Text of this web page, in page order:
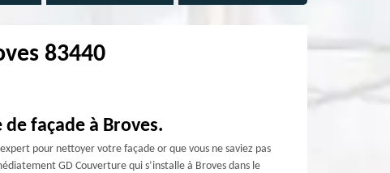
83440
façade à Broves.
pour nettoyer votre façade or que vous ne saviez pas
GD Couverture qui s’installe à Broves dans le